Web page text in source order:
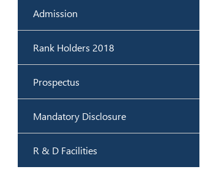
Admission
Rank Holders 2018
Prospectus
Mandatory Disclosure
R & D Facilities